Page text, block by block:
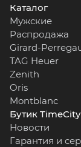
Каталог
Мужские
Распродажа
Girard-
TAG Heuer
Zenith
Oris
Montblanc
Бутик TimeCity
Новости
Гарантия и